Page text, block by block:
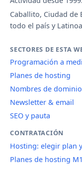
Caballito, Ciudad de
todo el país y
SECTORES DE ESTA
Programación a
Planes de hosting
Nombres de dominio
Newsletter & email
SEO y pauta
CONTRATACIÓN
Hosting: elegir plan
Planes de hosting